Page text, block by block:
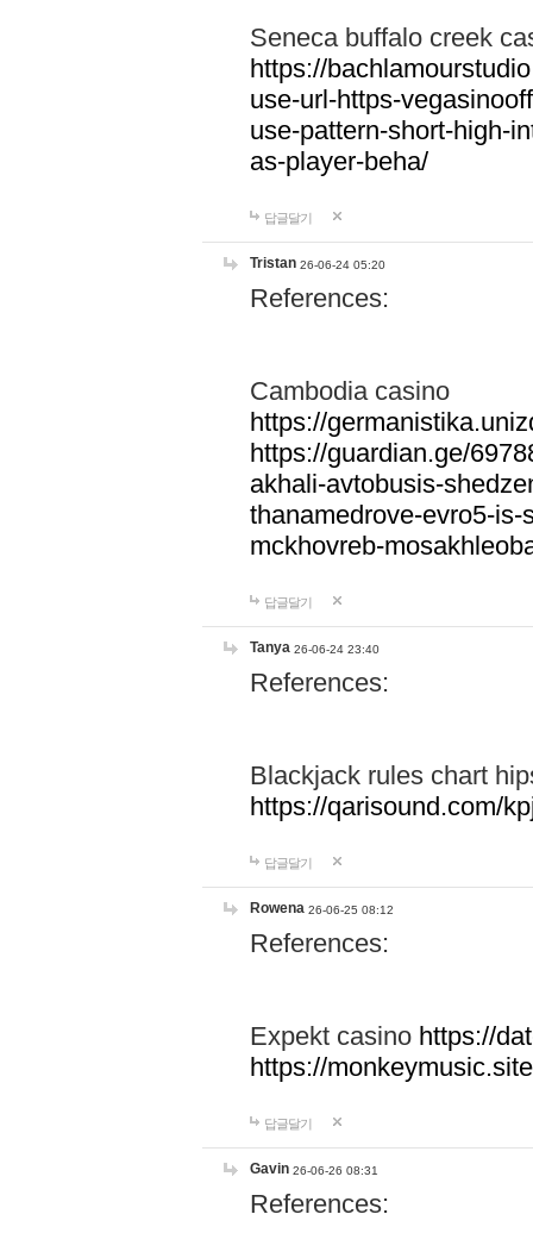
Seneca buffalo creek
https://
use-url-https-
use-pattern-short-high-
as-player-beha/
답글달기
Tristan 26-06-24 05:20
References:
Cambodia casino
https://
https://guardian.ge/
akhali-avtobusis-
thanamedrove-evro5-
mckhovreb-
답글달기
Tanya 26-06-24 23:40
References:
Blackjack rules chart
https://qarisound.com/
답글달기
Rowena 26-06-25 08:12
References:
Expekt casino https://
https://
답글달기
Gavin 26-06-26 08:31
References: